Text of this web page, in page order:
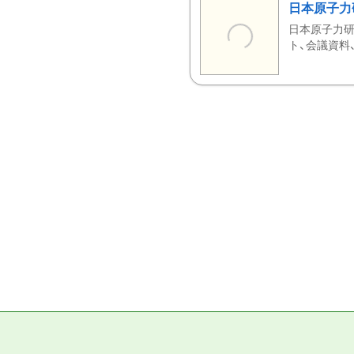
日本原子
日本原子力
ト、会議資